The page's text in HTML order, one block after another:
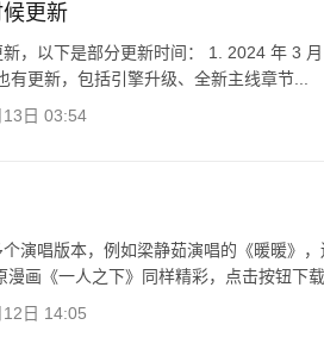
更新
，以下是部分更新时间： 1. 2024 年 3
有更新，包括引擎升级、全新主线章节...
日 03:54
个演唱版本，例如梁静茹演唱的《暖暖》
画《一人之下》同样精彩，点击按钮下
日 14:05